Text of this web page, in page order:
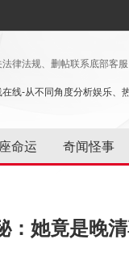
律法规、删帖联系底部客服
在线-从不同角度分析娱乐、
命运 奇闻怪事
：她竟是晚